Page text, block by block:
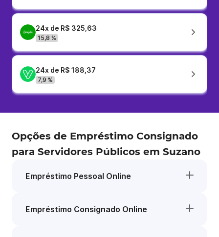
24x de R$ 325,63
15,8 %
24x de R$ 188,37
7,9 %
Opções de Empréstimo Consignado
para Servidores Públicos em Suzano
Empréstimo Pessoal Online
Empréstimo Consignado Online